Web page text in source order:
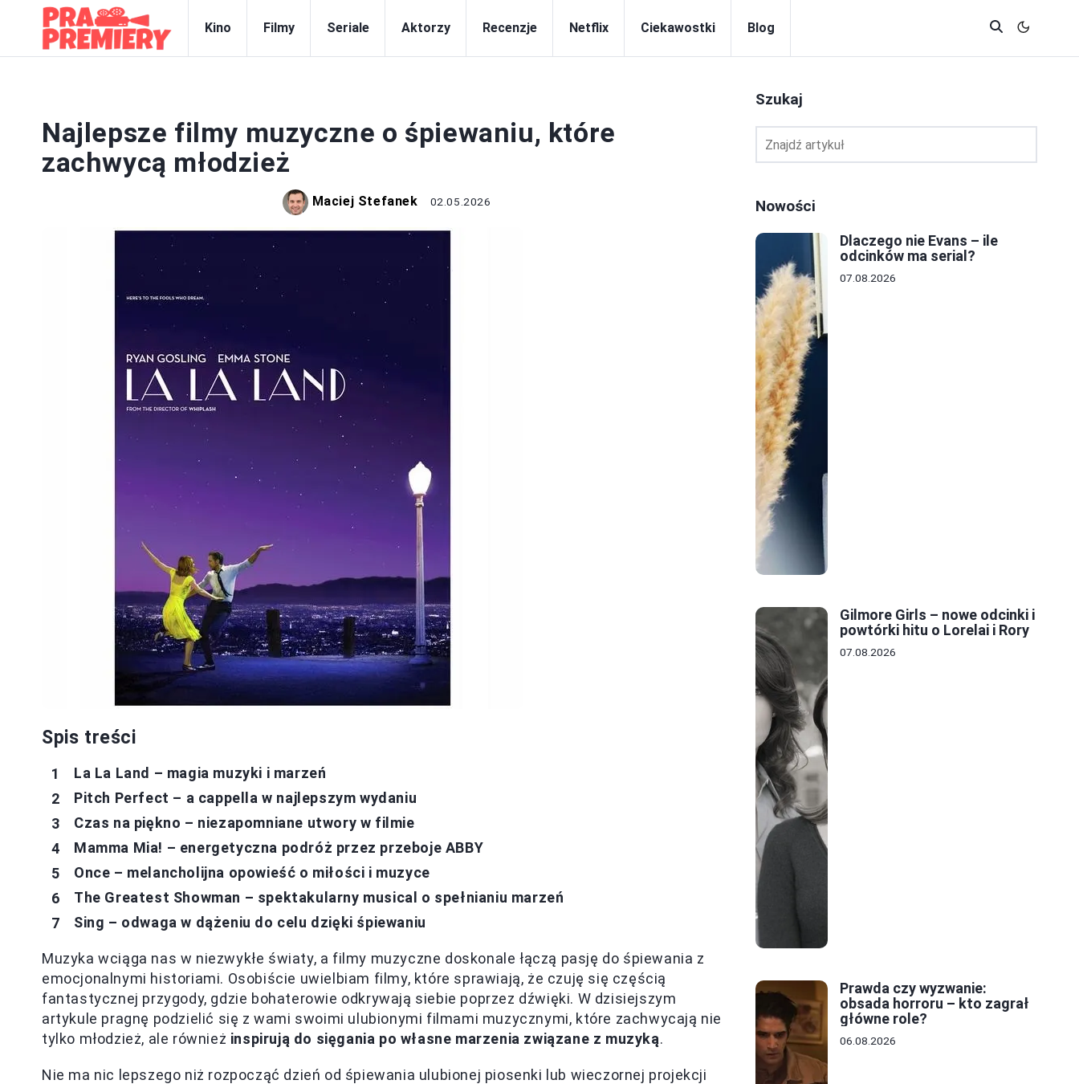
Kino Filmy Seriale Aktorzy Recenzje Netflix Ciekawostki Blog
Najlepsze filmy muzyczne o śpiewaniu, które
zachwycą młodzież
Maciej Stefanek 02.05.2026
Spis treści
La La Land – magia muzyki i marzeń
Pitch Perfect – a cappella w najlepszym wydaniu
Czas na piękno – niezapomniane utwory w filmie
Mamma Mia! – energetyczna podróż przez przeboje ABBY
Once – melancholijna opowieść o miłości i muzyce
The Greatest Showman – spektakularny musical o spełnianiu marzeń
Sing – odwaga w dążeniu do celu dzięki śpiewaniu
Muzyka wciąga nas w niezwykłe światy, a filmy muzyczne doskonale łączą pasję do śpiewania z
emocjonalnymi historiami. Osobiście uwielbiam filmy, które sprawiają, że czuję się częścią
fantastycznej przygody, gdzie bohaterowie odkrywają siebie poprzez dźwięki. W dzisiejszym
artykule pragnę podzielić się z wami swoimi ulubionymi filmami muzycznymi, które zachwycają nie
tylko młodzież, ale również inspirują do sięgania po własne marzenia związane z muzyką.
Nie ma nic lepszego niż rozpocząć dzień od śpiewania ulubionej piosenki lub wieczornej projekcji
Szukaj
Nowości
Dlaczego nie Evans – ile
odcinków ma serial?
07.08.2026
Gilmore Girls – nowe odcinki i
powtórki hitu o Lorelai i Rory
07.08.2026
Prawda czy wyzwanie:
obsada horroru – kto zagrał
główne role?
06.08.2026